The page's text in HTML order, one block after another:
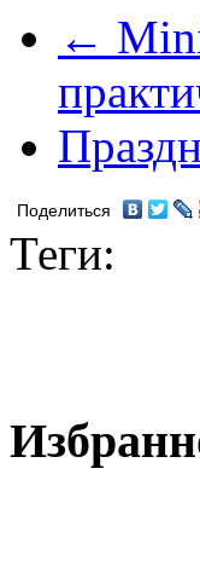
← Mini
Поделиться
Теги: